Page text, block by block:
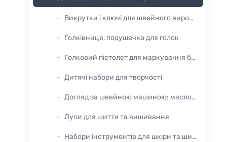
Викрутки і ключі для швейного виробництва
Голківниця, подушечка для голок
Голковий пістолет для маркування бірок, цінників, етикеток
Дитячі набори для творчості
Догляд за швейною машиною: масло, щітки
Лупи для шиття та вишивання
Набори інструментів для шкіри та шиття